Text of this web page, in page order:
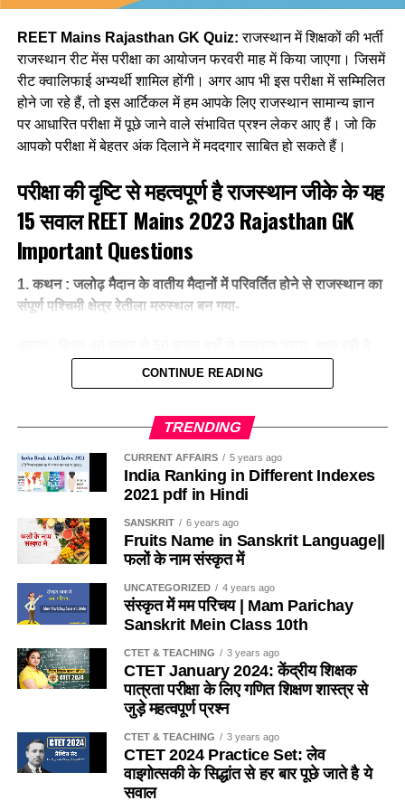
Ans- a
6. सामूहिक अचेतन का सिद्धान्त सम्बन्धित है ?
(a) विलियम जेम्स
(b) जेरोम ब्रूनर
(c) सिगमण्ड फ्रायड
(d) युंग
Ans- d
(c) जीन पियाजे
(d) रूडोल्फ गोइकिल
Ans- c
(a) आत्मज्ञान द्वारा सीखना
(b) खोज द्वारा सीखना
(c) परस्पर अंतःक्रिया द्वारा सीखना
(d) अनुभव द्वारा सीखना
Ans- c
a. बांडुरा का
b. एरिक्सन का
c. पियाजे का
d. कोहलबर्ग का
Ans- a
Q4. शनात्मक स्थानांतरण का प्रकार नहीं है.
a. क्षैतिज स्थानांतरण
Ans- c
05. पावलॉव के प्रयोग में भोजन को अनुबंध की भाषा में क्या कहा है ?
a. अनुबंधित उद्दीपक
b. अनुबंधित अनुप्रिया
c. अनानुबंधिक उद्दीपक
d. अनानुबंधित अनुक्रिया
Q6. विगत अधिगम द्वारा वर्तमान अधिगम का स्नात्मक सरलीकरण (सुसाध्य),
उदाहरण के तौर पर योग द्वारा गुणा में सहायता करना। इस प्रकार का
अधिगम स्थानान्तरण कहलाता है –
REET Mains Rajasthan GK Quiz: राजस्थान में शिक्षकों की भर्ती
राजस्थान रीट मेंस परीक्षा का आयोजन फरवरी माह में किया जाएगा। जिसमें
रीट क्वालिफाई अभ्यर्थी शामिल होंगी। अगर आप भी इस परीक्षा में सम्मिलित
होने जा रहे हैं, तो इस आर्टिकल में हम आपके लिए राजस्थान सामान्य ज्ञान
पर आधारित परीक्षा में पूछे जाने वाले संभावित प्रश्न लेकर आए हैं। जो कि
आपको परीक्षा में बेहतर अंक दिलाने में मददगार साबित हो सकते हैं।
परीक्षा की दृष्टि से महत्वपूर्ण है राजस्थान जीके के यह
15 सवालREET Mains 2023 Rajasthan GK
Important Questions
1. कथन : जलोढ़ मैदान के वातीय मैदानों में परिवर्तित होने से राजस्थान का
संपूर्ण पश्चिमी क्षेत्र रेतीला मरुस्थल बन गया-
(1) कथन तथा कारणदोनों सही है तथा कारण कथन की सही व्याख्या
करता है
(3) कथन सही है किन्तु कारण गलत है।
(4) कथन गलत है किन्त कारण सही है।
Ans- 1
2. निम्न में से कौनसा सही सुमेलित नहीं है-
(1) अमरूद मंडी-सवाई माधोपुर
(2) सोनामुखी मंडी-सोजत (पाली)
(3) अश्वगंधा मंडी-बारां
(4) अजवाईन मंडी- कपासन
CONTINUE READING
TRENDING
CURRENT AFFAIRS 5 years ago
India Ranking in Different Indexes
2021 pdf in Hindi
SANSKRIT 6 years ago
Fruits Name in Sanskrit Language||
फलों के नाम संस्कृत में
UNCATEGORIZED 4 years ago
संस्कृत में मम परिचय | Mam Parichay
Sanskrit Mein Class 10th
CTET & TEACHING 3 years ago
CTET January 2024: केंद्रीय शिक्षक
पात्रता परीक्षा के लिए गणित शिक्षण शास्त्र से
जुड़े महत्वपूर्ण प्रश्न
CTET & TEACHING 3 years ago
CTET 2024 Practice Set: लेव
वाइगोत्सकी के सिद्धांत से हर बार पूछे जाते है ये
सवाल